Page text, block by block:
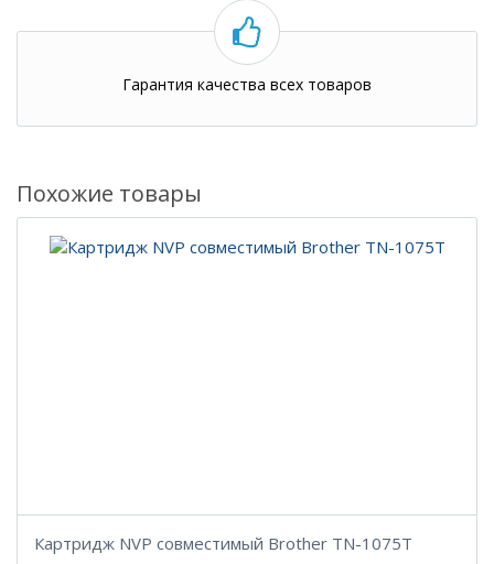
Гарантия качества всех товаров
Похожие товары
Картридж NVP совместимый Brother TN-1075T